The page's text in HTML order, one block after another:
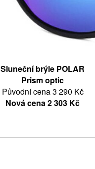
Sluneční brýle POLAR
Prism optic
Původní cena 3 290 Kč
Nová cena 2 303 Kč